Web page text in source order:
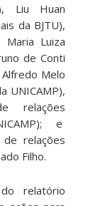
Liu Huan
da BJTU),
Luiza
de Conti
Melo
UNICAMP),
relações
e
relações
Filho.
relatório